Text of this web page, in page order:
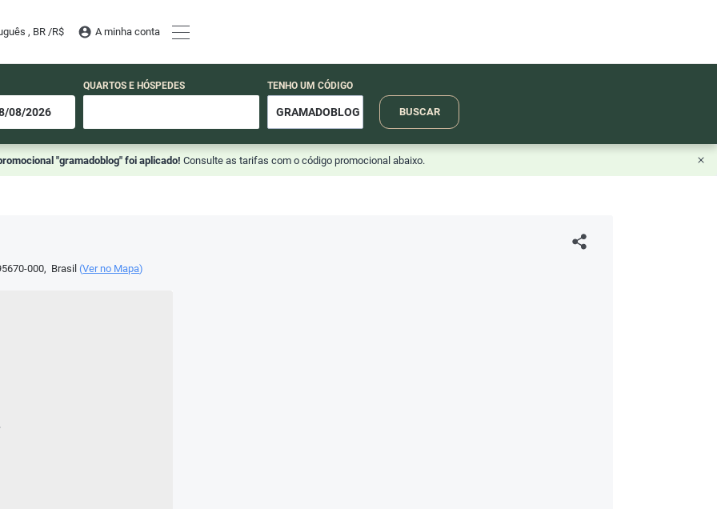
, BR /R$ A minha conta
QUARTOS E HÓSPEDES TENHO UM CÓDIGO
BUSCAR
"gramadoblog" foi aplicado! Consulte as tarifas com o código promocional abaixo.
000, Brasil (Ver no Mapa)